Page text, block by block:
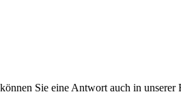
Sie eine Antwort auch in unserer